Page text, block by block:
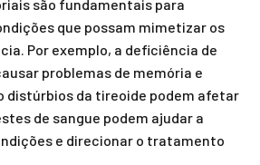
são fundamentais para
que possam mimetizar os
Por exemplo, a deficiência de
problemas de memória e
distúrbios da tireoide podem afetar
de sangue podem ajudar a
e direcionar o tratamento